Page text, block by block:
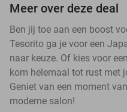
Meer over deze deal
Ben jij toe aan een boost
Tesorito ga je voor een
naar keuze. Of kies voor
kom helemaal tot rust met
Geniet van een moment
moderne salon!